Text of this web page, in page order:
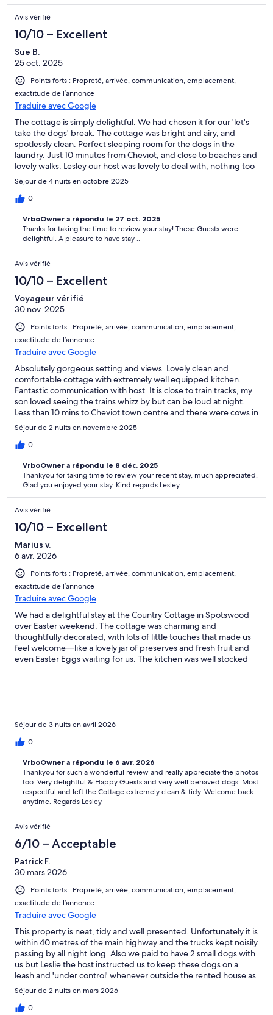
Avis vérifié
10/10 – Excellent
Sue B.
25 oct. 2025
Points forts : Propreté, arrivée, communication, emplacement,
exactitude de l’annonce
Traduire avec Google
The cottage is simply delightful. We had chosen it for our 'let's
take the dogs' break. The cottage was bright and airy, and
spotlessly clean. Perfect sleeping room for the dogs in the
laundry. Just 10 minutes from Cheviot, and close to beaches and
lovely walks. Lesley our host was lovely to deal with, nothing too
much trouble. FABULOUS!
Séjour de 4 nuits en octobre 2025
0
VrboOwner a répondu le 27 oct. 2025
Thanks for taking the time to review your stay! These Guests were
delightful. A pleasure to have stay ..
Avis vérifié
10/10 – Excellent
Voyageur vérifié
30 nov. 2025
Points forts : Propreté, arrivée, communication, emplacement,
exactitude de l’annonce
Traduire avec Google
Absolutely gorgeous setting and views. Lovely clean and
comfortable cottage with extremely well equipped kitchen.
Fantastic communication with host. It is close to train tracks, my
son loved seeing the trains whizz by but can be loud at night.
Less than 10 mins to Cheviot town centre and there were cows in
the paddock beside us which was lovely rural experience.
However no wifi or Netflix etc, standard tv and dvds provided.
Overall we really enjoyed our stay!
Séjour de 2 nuits en novembre 2025
0
VrboOwner a répondu le 8 déc. 2025
Thankyou for taking time to review your recent stay, much appreciated.
Glad you enjoyed your stay. Kind regards Lesley
Avis vérifié
10/10 – Excellent
Marius v.
6 avr. 2026
Points forts : Propreté, arrivée, communication, emplacement,
exactitude de l’annonce
Traduire avec Google
We had a delightful stay at the Country Cottage in Spotswood
over Easter weekend. The cottage was charming and
thoughtfully decorated, with lots of little touches that made us
feel welcome—like a lovely jar of preserves and fresh fruit and
even Easter Eggs waiting for us. The kitchen was well stocked
made the stay feel special for all of us.We especially enjoyed
sitting on the lanai, looking out at the curious cows next door—
such a peaceful, rural setting. There’s a charming boutique right
next door, and Lesley was incredibly responsive throughout our
stay. Even though the cottage is near a railway line, the
occasional train added a bit of character rather than being a
disturbance.We highly recommend this spot for a relaxing
weekend getaway.
Séjour de 3 nuits en avril 2026
0
VrboOwner a répondu le 6 avr. 2026
Thankyou for such a wonderful review and really appreciate the photos
too. Very delightful & Happy Guests and very well behaved dogs. Most
respectful and left the Cottage extremely clean & tidy. Welcome back
anytime. Regards Lesley
Avis vérifié
6/10 – Acceptable
Patrick F.
30 mars 2026
Points forts : Propreté, arrivée, communication, emplacement,
exactitude de l’annonce
Traduire avec Google
This property is neat, tidy and well presented. Unfortunately it is
within 40 metres of the main highway and the trucks kept noisily
passing by all night long. Also we paid to have 2 small dogs with
us but Leslie the host instructed us to keep these dogs on a
leash and 'under control' whenever outside the rented house as
her own 3 cats were 'outside cats that don't like dogs' and they
liked to roam the property. I had initially asked if she keep her
cats on her property. She reiterated that I was to leash the dogs
Séjour de 2 nuits en mars 2026
0